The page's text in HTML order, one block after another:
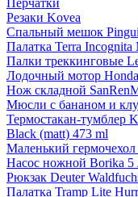
Резаки Kovea
Спальный мешок
Палатка Terra
Палки треккинговые
Лодочный мотор
Нож складной
Мюсли с бананом и
Термостакан-тумблер
Black (matt) 473 ml
Маленький
Насос ножной Borika 5
Рюкзак Deuter
Палатка Tramp Lite